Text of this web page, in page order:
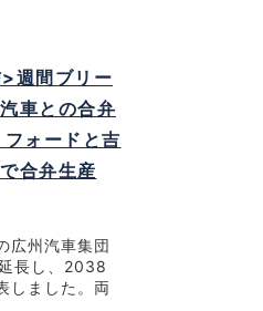
週間ブリー
車との合弁
ォードと吉
合弁生産
広州汽車集団
長し、2038
しました。両